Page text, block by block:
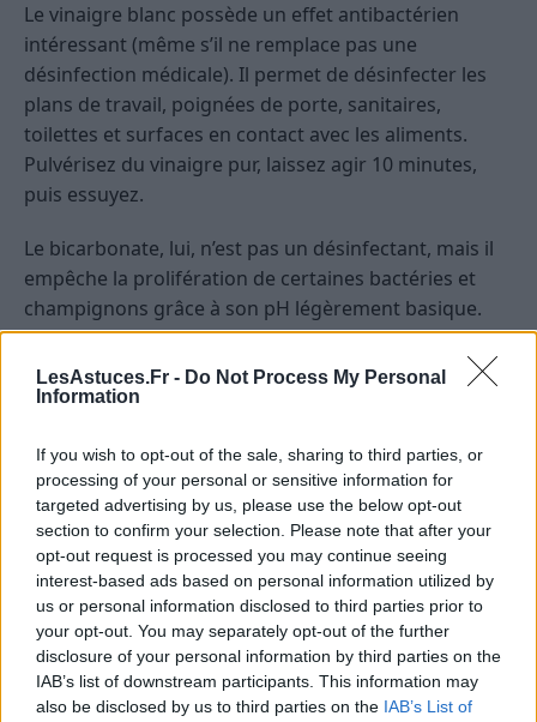
LesAstuces.Fr - Do Not Process My Personal
Information
If you wish to opt-out of the sale, sharing to third parties, or
processing of your personal or sensitive information for
targeted advertising by us, please use the below opt-out
section to confirm your selection. Please note that after your
opt-out request is processed you may continue seeing
interest-based ads based on personal information utilized by
us or personal information disclosed to third parties prior to
your opt-out. You may separately opt-out of the further
disclosure of your personal information by third parties on the
IAB’s list of downstream participants. This information may
also be disclosed by us to third parties on the IAB’s List of
Le vinaigre blanc possède un effet antibactérien
intéressant (même s’il ne remplace pas une
désinfection médicale). Il permet de désinfecter les
plans de travail, poignées de porte, sanitaires,
toilettes et surfaces en contact avec les aliments.
Pulvérisez du vinaigre pur, laissez agir 10 minutes,
puis essuyez.
Le bicarbonate, lui, n’est pas un désinfectant, mais il
empêche la prolifération de certaines bactéries et
champignons grâce à son pH légèrement basique.
Pour les canalisations bouchées ou
malodorantes : duo gagnant
Pour déboucher ou désodoriser les siphons,
l’association vinaigre blanc + bicarbonate est
imbattable :
Versez une demi-tasse de bicarbonate dans la
canalisation, puis une tasse de vinaigre blanc
chaud. Laissez mousser, attendez 30 minutes,
puis rincez à l’eau chaude.
Cette réaction mécanique décolle les dépôts et